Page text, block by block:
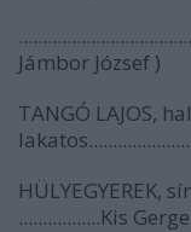
Jámbor József )
TANGÓ LAJOS,
HÜLYEGYEREK,
.................Kis